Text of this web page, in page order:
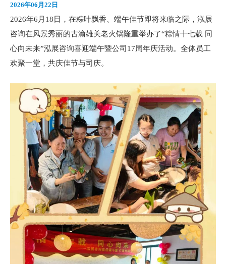
2026年06月22日
2026年6月18日，在粽叶飘香、端午佳节即将来临之际，泓展
咨询在风景秀丽的古渝雄关老火锅隆重举办了“粽情十七载 同
心向未来”泓展咨询喜迎端午暨公司17周年庆活动。全体员工
欢聚一堂，共庆佳节与司庆。